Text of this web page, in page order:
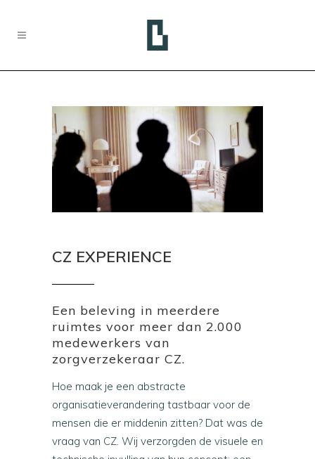
CZ EXPERIENCE
Een beleving in meerdere
ruimtes voor meer dan 2.000
medewerkers van
zorgverzekeraar CZ.
Hoe maak je een abstracte
organisatieverandering tastbaar voor de
mensen die er middenin zitten? Dat was de
vraag van CZ. Wij verzorgden de visuele en